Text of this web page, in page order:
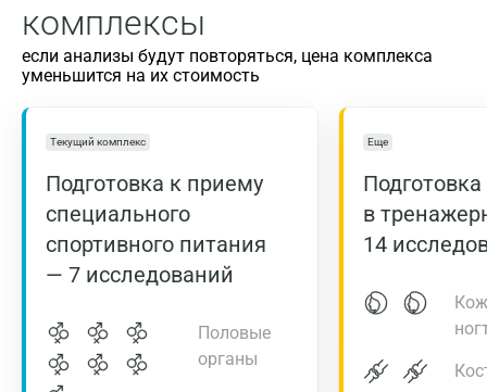
комплексы
если анализы будут повторяться, цена комплекса
уменьшится на их стоимость
Текущий комплекс
Подготовка к приему
специального
спортивного питания
— 7 исследований
Половые
органы
Еще
в
14